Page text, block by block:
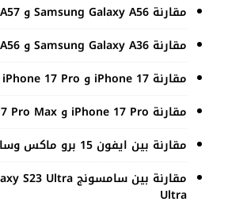
مقارنة Samsung Galaxy A56 و Galaxy A57
مقارنة Samsung Galaxy A36 و Galaxy A56
مقارنة iPhone 17 و iPhone 17 Pro
مقارنة iPhone 17 Pro و iPhone 17 Pro Max
مقارنة بين ايفون 15 برو ماكس وسامسونج S24 الترا
Ultra